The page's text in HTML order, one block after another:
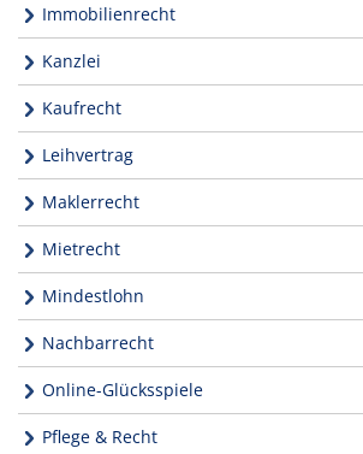
Immobilienrecht
Kanzlei
Kaufrecht
Leihvertrag
Maklerrecht
Mietrecht
Mindestlohn
Nachbarrecht
Online-Glücksspiele
Pflege & Recht